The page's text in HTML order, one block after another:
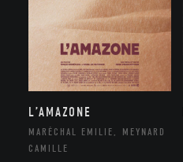
L’AMAZONE
MARÉCHAL EMILIE, MEYNARD
CAMILLE